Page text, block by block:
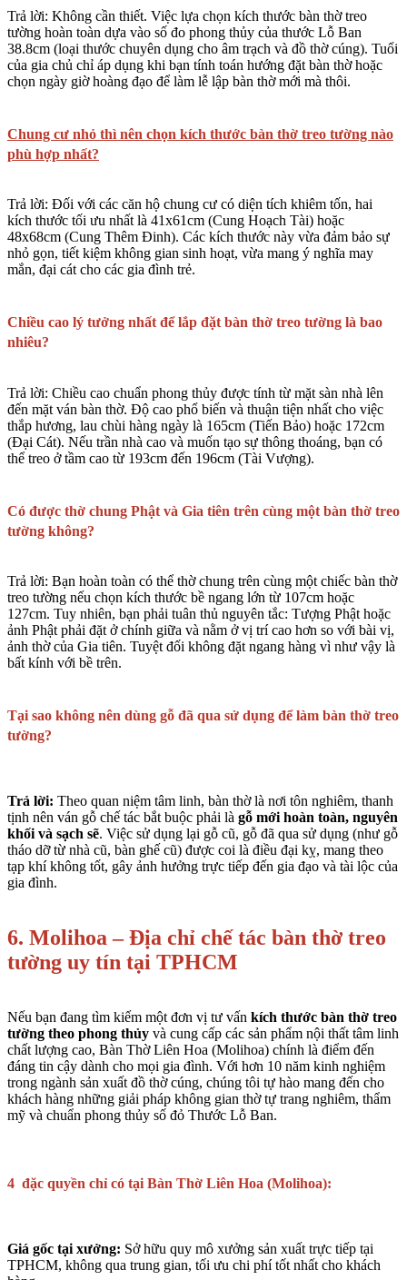
Trả lời: Không cần thiết. Việc lựa chọn kích thước bàn thờ treo
tường hoàn toàn dựa vào số đo phong thủy của thước Lỗ Ban
38.8cm (loại thước chuyên dụng cho âm trạch và đồ thờ cúng). Tuổi
của gia chủ chỉ áp dụng khi bạn tính toán hướng đặt bàn thờhoặc
chọn ngày giờ hoàng đạo để làm lễ lập bàn thờ mới mà thôi.
Chung cư nhỏ thì nên chọn kích thước bàn thờ treo tường nào
phù hợp nhất?
Trả lời: Đối với các căn hộ chung cư có diện tích khiêm tốn, hai
kích thước tối ưu nhất là 41x61cm (Cung Hoạch Tài) hoặc
48x68cm (Cung Thêm Đinh). Các kích thước này vừa đảm bảo sự
nhỏ gọn, tiết kiệm không gian sinh hoạt, vừa mang ý nghĩa may
mắn, đại cát cho các gia đình trẻ.
Chiều cao lý tưởng nhất để lắp đặt bàn thờ treo tường là bao
nhiêu?
Trả lời: Chiều cao chuẩn phong thủy được tính từ mặt sàn nhà lên
đến mặt ván bàn thờ. Độ cao phổ biến và thuận tiện nhất cho việc
thắp hương, lau chùi hàng ngày là 165cm (Tiến Bảo) hoặc 172cm
(Đại Cát). Nếu trần nhà cao và muốn tạo sự thông thoáng, bạn có
thể treo ở tầm cao từ 193cm đến 196cm (Tài Vượng).
Có được thờ chung Phật và Gia tiên trên cùng một bàn thờ treo
tường không?
Trả lời: Bạn hoàn toàn có thể thờ chung trên cùng một chiếc bàn thờ
treo tường nếu chọn kích thước bề ngang lớn từ 107cm hoặc
127cm. Tuy nhiên, bạn phải tuân thủ nguyên tắc: Tượng Phật hoặc
ảnh Phật phải đặt ở chính giữa và nằm ở vị trí cao hơn so với bài vị,
ảnh thờ của Gia tiên. Tuyệt đối không đặt ngang hàng vì như vậy là
bất kính với bề trên.
Tại sao không nên dùng gỗ đã qua sử dụng để làm bàn thờ treo
tường?
Trả lời: Theo quan niệm tâm linh, bàn thờ là nơi tôn nghiêm, thanh
tịnh nên ván gỗ chế tác bắt buộc phải là gỗ mới hoàn toàn, nguyên
khối và sạch sẽ. Việc sử dụng lại gỗ cũ, gỗ đã qua sử dụng (như gỗ
tháo dỡ từ nhà cũ, bàn ghế cũ) được coi là điều đại kỵ, mang theo
tạp khí không tốt, gây ảnh hưởng trực tiếp đến gia đạo và tài lộc của
gia đình.
6. Molihoa – Địa chỉ chế tác bàn thờ treo
tường uy tín tại TPHCM
Nếu bạn đang tìm kiếm một đơn vị tư vấn kích thước bàn thờ treo
tường theo phong thủy và cung cấp các sản phẩm nội thất tâm linh
chất lượng cao, Bàn Thờ Liên Hoa (Molihoa) chính là điểm đến
đáng tin cậy dành cho mọi gia đình. Với hơn 10 năm kinh nghiệm
trong ngành sản xuất đồ thờ cúng, chúng tôi tự hào mang đến cho
khách hàng những giải pháp không gian thờ tự trang nghiêm, thẩm
mỹ và chuẩn phong thủy số đỏ Thước Lỗ Ban.
4 đặc quyền chỉ có tại Bàn Thờ Liên Hoa (Molihoa):
Giá gốc tại xưởng: Sở hữu quy mô xưởng sản xuất trực tiếp tại
TPHCM, không qua trung gian, tối ưu chi phí tốt nhất cho khách